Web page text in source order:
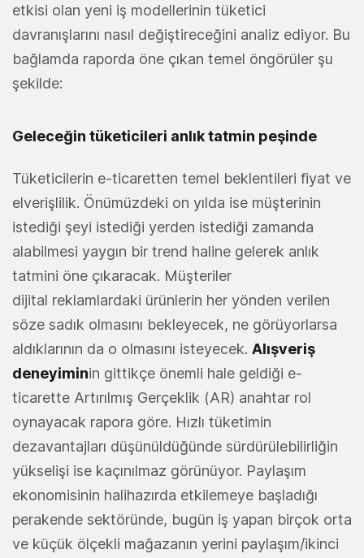
etkisi olan yeni iş modellerinin tüketici
davranışlarını nasıl değiştireceğini analiz ediyor. Bu
bağlamda raporda öne çıkan temel öngörüler şu
şekilde:
Geleceğin tüketicileri anlık tatmin peşinde
Tüketicilerin e-ticaretten temel beklentileri fiyat ve
elverişlilik. Önümüzdeki on yılda ise müşterinin
istediği şeyi istediği yerden istediği zamanda
alabilmesi yaygın bir trend haline gelerek anlık
tatmini öne çıkaracak. Müşteriler
dijital reklamlardaki ürünlerin her yönden verilen
söze sadık olmasını bekleyecek, ne görüyorlarsa
aldıklarının da o olmasını isteyecek. Alışveriş
deneyiminin gittikçe önemli hale geldiği e-
ticarette Artırılmış Gerçeklik (AR) anahtar rol
oynayacak rapora göre. Hızlı tüketimin
dezavantajları düşünüldüğünde sürdürülebilirliğin
yükselişi ise kaçınılmaz görünüyor. Paylaşım
ekonomisinin halihazırda etkilemeye başladığı
perakende sektöründe, bugün iş yapan birçok orta
ve küçük ölçekli mağazanın yerini paylaşım/ikinci